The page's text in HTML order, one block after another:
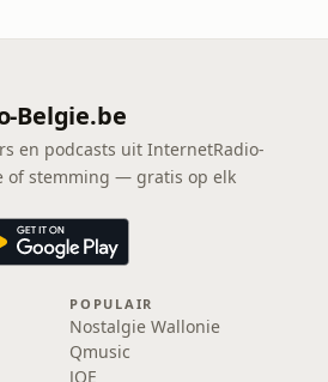
Belgie.be
en podcasts uit InternetRadio-
of stemming — gratis op elk
POPULAIR
Nostalgie Wallonie
Qmusic
JOE